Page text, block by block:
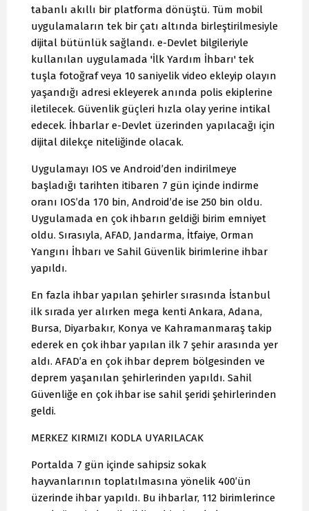
tabanlı akıllı bir platforma dönüştü. Tüm mobil
uygulamaların tek bir çatı altında birleştirilmesiyle
dijital bütünlük sağlandı. e-Devlet bilgileriyle
kullanılan uygulamada 'İlk Yardım İhbarı' tek
tuşla fotoğraf veya 10 saniyelik video ekleyip olayın
yaşandığı adresi ekleyerek anında polis ekiplerine
iletilecek. Güvenlik güçleri hızla olay yerine intikal
edecek. İhbarlar e-Devlet üzerinden yapılacağı için
dijital dilekçe niteliğinde olacak.
Uygulamayı IOS ve Android’den indirilmeye
başladığı tarihten itibaren 7 gün içinde indirme
oranı IOS’da 170 bin, Android’de ise 250 bin oldu.
Uygulamada en çok ihbarın geldiği birim emniyet
oldu. Sırasıyla, AFAD, Jandarma, İtfaiye, Orman
Yangını İhbarı ve Sahil Güvenlik birimlerine ihbar
yapıldı.
En fazla ihbar yapılan şehirler sırasında İstanbul
ilk sırada yer alırken mega kenti Ankara, Adana,
Bursa, Diyarbakır, Konya ve Kahramanmaraş takip
ederek en çok ihbar yapılan ilk 7 şehir arasında yer
aldı. AFAD’a en çok ihbar deprem bölgesinden ve
deprem yaşanılan şehirlerinden yapıldı. Sahil
Güvenliğe en çok ihbar ise sahil şeridi şehirlerinden
geldi.
MERKEZ KIRMIZI KODLA UYARILACAK
Portalda 7 gün içinde sahipsiz sokak
hayvanlarının toplatılmasına yönelik 400’ün
üzerinde ihbar yapıldı. Bu ihbarlar, 112 birimlerince